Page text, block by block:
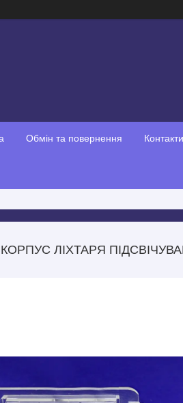
Обмін та повернення Контакти
КОРПУС ЛІХТАРЯ